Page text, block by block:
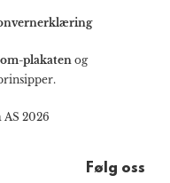
plakatenog
2026
Følg oss